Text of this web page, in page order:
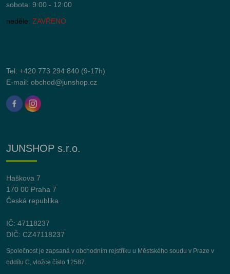
sobota: 9:00 - 12:00
neděle: ZAVŘENO
Tel: +420 773 294 840 (9-17h)
E-mail: obchod@junshop.cz
JUNSHOP s.r.o.
Haškova 7
170 00 Praha 7
Česká republika
IČ: 47118237
DIČ: CZ47118237
Společnost je zapsaná v obchodním rejstříku u Městského soudu v Praze v
oddílu C, vložce číslo 12587.